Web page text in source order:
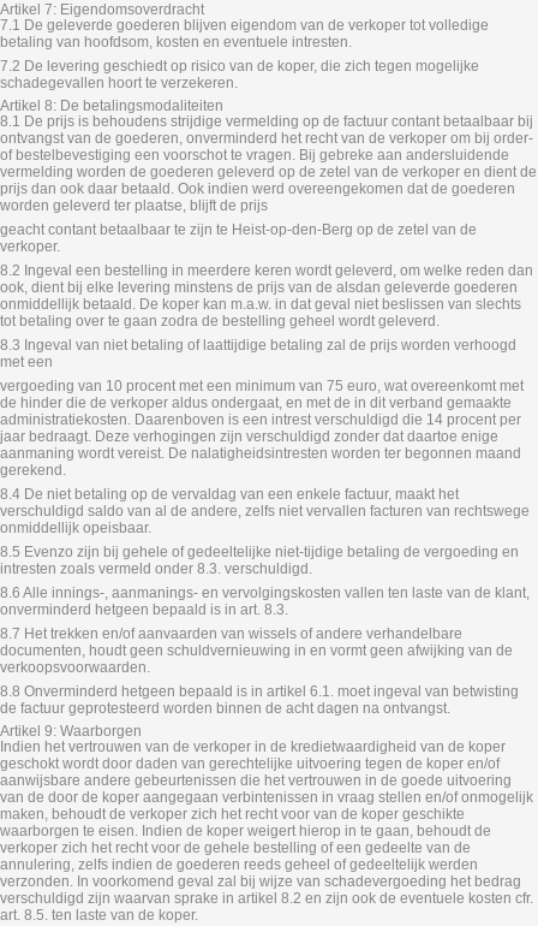
Artikel 7: Eigendomsoverdracht
7.1 De geleverde goederen blijven eigendom van de verkoper tot volledige
betaling van hoofdsom, kosten en eventuele intresten.
7.2 De levering geschiedt op risico van de koper, die zich tegen mogelijke
schadegevallen hoort te verzekeren.
Artikel 8: De betalingsmodaliteiten
8.1 De prijs is behoudens strijdige vermelding op de factuur contant betaalbaar bij
ontvangst van de goederen, onverminderd het recht van de verkoper om bij order-
of bestelbevestiging een voorschot te vragen. Bij gebreke aan andersluidende
vermelding worden de goederen geleverd op de zetel van de verkoper en dient de
prijs dan ook daar betaald. Ook indien werd overeengekomen dat de goederen
worden geleverd ter plaatse, blijft de prijs
geacht contant betaalbaar te zijn te Heist-op-den-Berg op de zetel van de
verkoper.
8.2 Ingeval een bestelling in meerdere keren wordt geleverd, om welke reden dan
ook, dient bij elke levering minstens de prijs van de alsdan geleverde goederen
onmiddellijk betaald. De koper kan m.a.w. in dat geval niet beslissen van slechts
tot betaling over te gaan zodra de bestelling geheel wordt geleverd.
8.3 Ingeval van niet betaling of laattijdige betaling zal de prijs worden verhoogd
met een
vergoeding van 10 procent met een minimum van 75 euro, wat overeenkomt met
de hinder die de verkoper aldus ondergaat, en met de in dit verband gemaakte
administratiekosten. Daarenboven is een intrest verschuldigd die 14 procent per
jaar bedraagt. Deze verhogingen zijn verschuldigd zonder dat daartoe enige
aanmaning wordt vereist. De nalatigheidsintresten worden ter begonnen maand
gerekend.
8.4 De niet betaling op de vervaldag van een enkele factuur, maakt het
verschuldigd saldo van al de andere, zelfs niet vervallen facturen van rechtswege
onmiddellijk opeisbaar.
8.5 Evenzo zijn bij gehele of gedeeltelijke niet-tijdige betaling de vergoeding en
intresten zoals vermeld onder 8.3. verschuldigd.
8.6 Alle innings-, aanmanings- en vervolgingskosten vallen ten laste van de klant,
onverminderd hetgeen bepaald is in art. 8.3.
8.7 Het trekken en/of aanvaarden van wissels of andere verhandelbare
documenten, houdt geen schuldvernieuwing in en vormt geen afwijking van de
verkoopsvoorwaarden.
8.8 Onverminderd hetgeen bepaald is in artikel 6.1. moet ingeval van betwisting
de factuur geprotesteerd worden binnen de acht dagen na ontvangst.
Artikel 9: Waarborgen
Indien het vertrouwen van de verkoper in de kredietwaardigheid van de koper
geschokt wordt door daden van gerechtelijke uitvoering tegen de koper en/of
aanwijsbare andere gebeurtenissen die het vertrouwen in de goede uitvoering
van de door de koper aangegaan verbintenissen in vraag stellen en/of onmogelijk
maken, behoudt de verkoper zich het recht voor van de koper geschikte
waarborgen te eisen. Indien de koper weigert hierop in te gaan, behoudt de
verkoper zich het recht voor de gehele bestelling of een gedeelte van de
annulering, zelfs indien de goederen reeds geheel of gedeeltelijk werden
verzonden. In voorkomend geval zal bij wijze van schadevergoeding het bedrag
verschuldigd zijn waarvan sprake in artikel 8.2 en zijn ook de eventuele kosten cfr.
art. 8.5. ten laste van de koper.